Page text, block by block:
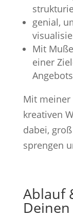
genial,
Mit
einer
Mit
kreativen
dabei,
sprengen
Ablauf